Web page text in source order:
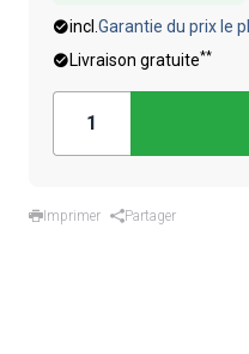
incl. Garantie du prix le
Livraison gratuite**
Imprimer Partager